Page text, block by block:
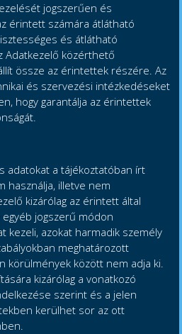
jogszerűen és
érintett számára átlátható
és átlátható
Adatkezelő közérthető
össze az érintettek részére. Az
és szervezési intézkedéseket
hogy garantálja az érintettek
adatokat a tájékoztatóban írt
használja, illetve nem
kizárólag az érintett által
jogszerű módon
kezeli, azokat harmadik személy
meghatározott
körülmények között nem adja ki.
kizárólag a vonatkozó
szerint és a jelen
kerülhet sor az ott